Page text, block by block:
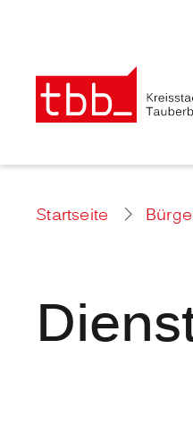
Startseite